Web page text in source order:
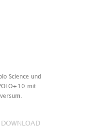
Science und
mit
DOWNLOAD